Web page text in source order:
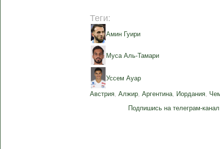
Теги:
Амин Гуири
Муса Аль-Тамари
Уссем Ауар
Австрия,Алжир,Аргентина, Иордания,
Подпишись на телеграм-